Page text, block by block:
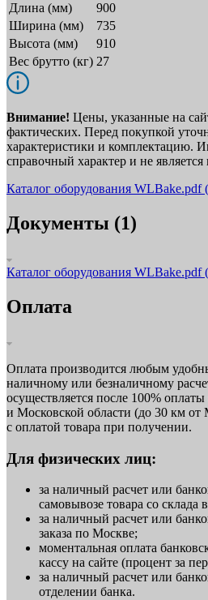
Длина (мм)
900
Ширина (мм)
735
Высота (мм)
910
Вес брутто (кг) 27
Внимание! Цены, указанные на
фактических. Перед покупкой
характеристики и комплектацию.
справочный характер и не
Каталог оборудования WLBake.pdf
Документы (1)
Каталог оборудования WLBake.pdf
Оплата
Оплата производится любым
наличному или безналичному
осуществляется после 100%
и Московской области (до 30 км
с оплатой товара при получении.
Для физических лиц:
за наличный расчет или
самовывозе товара со склада
за наличный расчет или
заказа по Москве;
моментальная оплата
кассу на сайте (процент за
за наличный расчет или
отделении банка.